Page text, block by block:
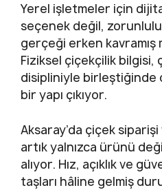
Yerel işletmeler için
seçenek değil,
gerçeği erken kavramış
Fiziksel çiçekçilik bilgisi,
disipliniyle
bir yapı çıkıyor.
Aksaray’da çiçek siparişi
artık yalnızca ürünü
alıyor. Hız, açıklık ve
taşları hâline gelmiş